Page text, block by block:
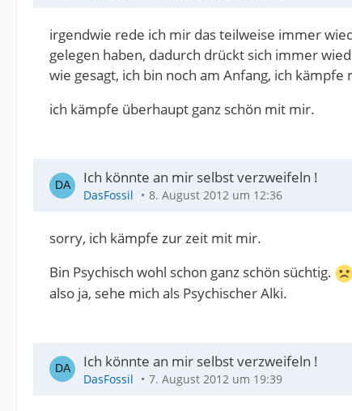
irgendwie rede ich mir das teilweise immer
gelegen haben, dadurch drückt sich immer
wie gesagt, ich bin noch am Anfang, ich
ich kämpfe überhaupt ganz schön mit mir.
Ich könnte an mir selbst verzweifeln !
DasFossil 8. August 2012 um 12:36
sorry, ich kämpfe zur zeit mit mir.
Bin Psychisch wohl schon ganz schön süchtig.
also ja, sehe mich als Psychischer Alki.
Ich könnte an mir selbst verzweifeln !
DasFossil 7. August 2012 um 19:39